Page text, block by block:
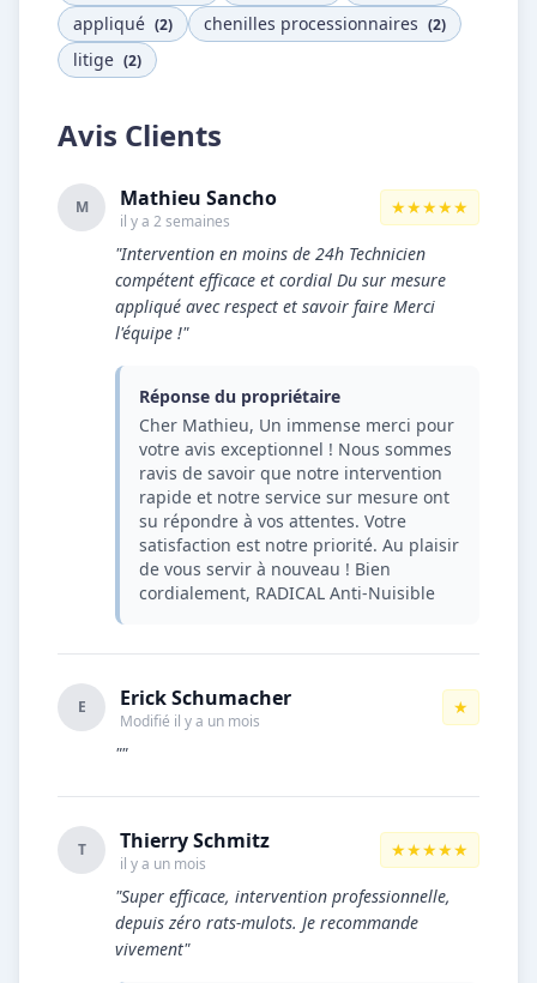
appliqué (2) chenilles processionnaires (2)
litige (2)
Avis Clients
M Mathieu Sancho
il y a 2 semaines
★★★★★
"Intervention en moins de 24h Technicien
compétent efficace et cordial Du sur mesure
appliqué avec respect et savoir faire Merci
l'équipe !"
Réponse du propriétaire
Cher Mathieu, Un immense merci pour
votre avis exceptionnel ! Nous sommes
ravis de savoir que notre intervention
rapide et notre service sur mesure ont
su répondre à vos attentes. Votre
satisfaction est notre priorité. Au plaisir
de vous servir à nouveau ! Bien
cordialement, RADICAL Anti-Nuisible
E Erick Schumacher
Modifié il y a un mois
★
""
T Thierry Schmitz
il y a un mois
★★★★★
"Super efficace, intervention professionnelle,
depuis zéro rats-mulots. Je recommande
vivement"